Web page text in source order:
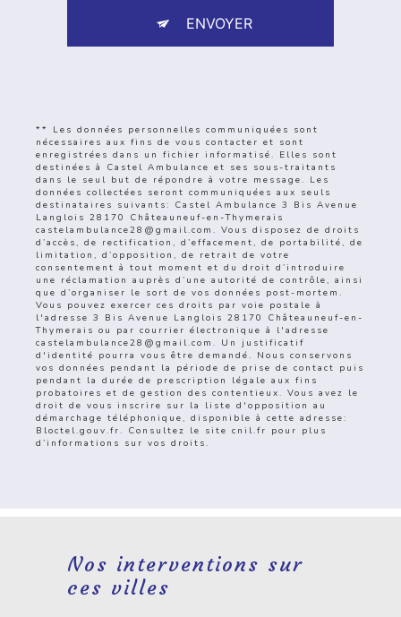
ENVOYER
** Les données personnelles communiquées sont
nécessaires aux fins de vous contacter et sont
enregistrées dans un fichier informatisé. Elles sont
destinées à Castel Ambulance et ses sous-traitants
dans le seul but de répondre à votre message. Les
données collectées seront communiquées aux seuls
destinataires suivants: Castel Ambulance 3 Bis Avenue
Langlois 28170 Châteauneuf-en-Thymerais
castelambulance28@gmail.com. Vous disposez de droits
d’accès, de rectification, d’effacement, de portabilité, de
limitation, d’opposition, de retrait de votre
consentement à tout moment et du droit d’introduire
une réclamation auprès d’une autorité de contrôle, ainsi
que d’organiser le sort de vos données post-mortem.
Vous pouvez exercer ces droits par voie postale à
l'adresse 3 Bis Avenue Langlois 28170 Châteauneuf-en-
Thymerais ou par courrier électronique à l'adresse
castelambulance28@gmail.com. Un justificatif
d'identité pourra vous être demandé. Nous conservons
vos données pendant la période de prise de contact puis
pendant la durée de prescription légale aux fins
probatoires et de gestion des contentieux. Vous avez le
droit de vous inscrire sur la liste d'opposition au
démarchage téléphonique, disponible à cette adresse:
Bloctel.gouv.fr. Consultez le site cnil.fr pour plus
d’informations sur vos droits.
Nos interventions sur
ces villes